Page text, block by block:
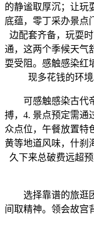
的静谧取厚沉；让玩
底蕴，零丁采办景点
边配套齐备，玩耍
通，这两个季候天气
耍受阻。感触感染红
现多花钱的环
可感触感染古代帝
搏，4. 景点预定需通
众点位，午餐放置特
黄等地道风味，什刹
久下来总破费远超
选择靠谱的旅逛团
间取精神。领会故宫